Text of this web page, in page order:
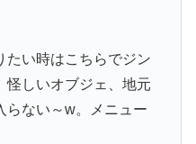
たい時はこちらでジン
怪しいオブジェ、地元
らない～w。メニュー